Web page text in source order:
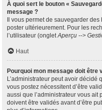
À quoi sert le bouton «
message ?
Il vous permet de sauvegarder
poster ultérieurement. Pour les
l’utilisateur (ongletAperçu -->
Haut
Pourquoi mon message doit être
L’administrateur peut avoir décidé
vous postez nécessitent d’être
aussi que l’administrateur vous
doivent être validés avant d’être